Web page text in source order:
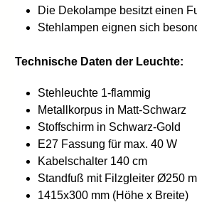
Die Dekolampe besitzt einen
Stehlampen eignen sich
Technische Daten der Leuchte:
Stehleuchte 1-flammig
Metallkorpus in Matt-Schwarz
Stoffschirm in Schwarz-Gold
E27 Fassung für max. 40 W
Kabelschalter 140 cm
Standfuß mit Filzgleiter Ø250
1415x300 mm (Höhe x Breite)